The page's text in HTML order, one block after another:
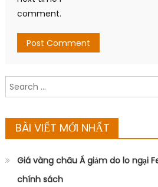
comment.
Search
for:
BÀI VIẾT MỚI NHẤT
Giá vàng châu Á giảm do lo ngại
chính sách